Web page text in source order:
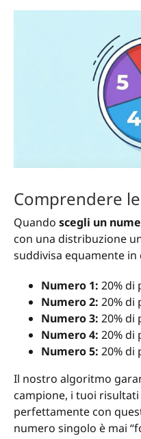
Comprendere
Quando scegli un
con una distribuzione
suddivisa equamente in
Numero 1: 20% di
Numero 2: 20% di
Numero 3: 20% di
Numero 4: 20% di
Numero 5: 20% di
Il nostro algoritmo
campione, i tuoi
perfettamente con
numero singolo è mai